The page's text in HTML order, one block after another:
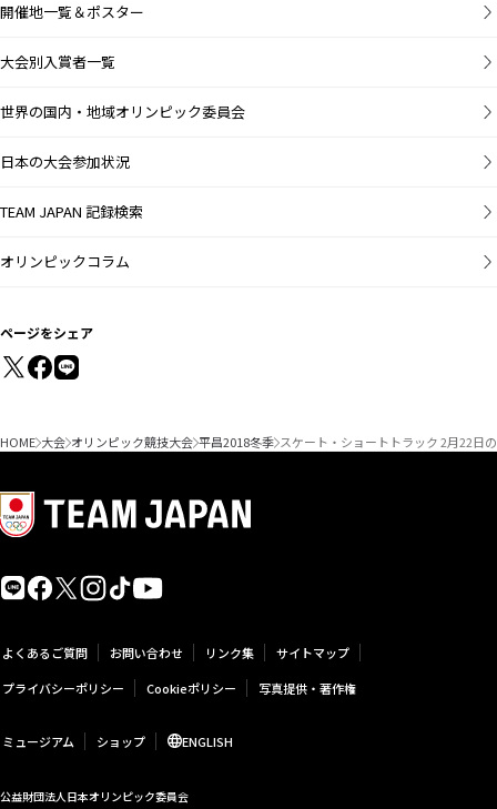
開催地一覧＆ポスター
大会別入賞者一覧
世界の国内・地域オリンピック委員会
日本の大会参加状況
TEAM JAPAN 記録検索
オリンピックコラム
ページをシェア
HOME 大会 オリンピック競技大会 平昌2018冬季 スケート・ショートトラック 2月22日
よくあるご質問 お問い合わせ リンク集
サイトマップ
プライバシーポリシー
Cookieポリシー 写真提供・著作権
ミュージアム ショップ ENGLISH
公益財団法人日本オリンピック委員会